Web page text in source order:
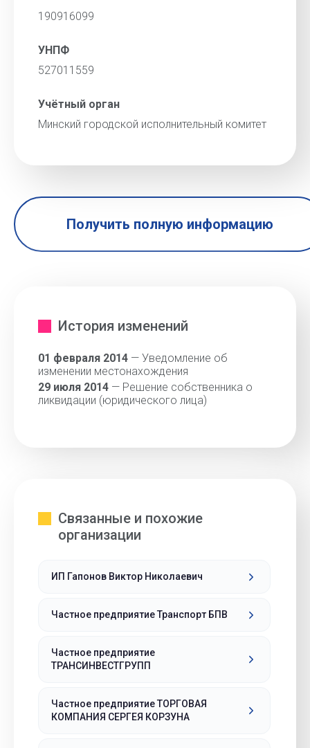
190916099
УНПФ
527011559
Учётный орган
Минский городской исполнительный комитет
Получить полную информацию
История изменений
01 февраля 2014 — Уведомление об
изменении местонахождения
29 июля 2014 — Решение собственника о
ликвидации (юридического лица)
Связанные и похожие
организации
ИП Гапонов Виктор Николаевич
Частное предприятие Транспорт БПВ
Частное предприятие
ТРАНСИНВЕСТГРУПП
Частное предприятие ТОРГОВАЯ
КОМПАНИЯ СЕРГЕЯ КОРЗУНА